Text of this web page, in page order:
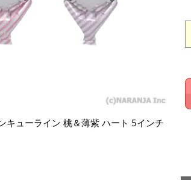
キューライン 桃＆薄紫 ハート 5インチ